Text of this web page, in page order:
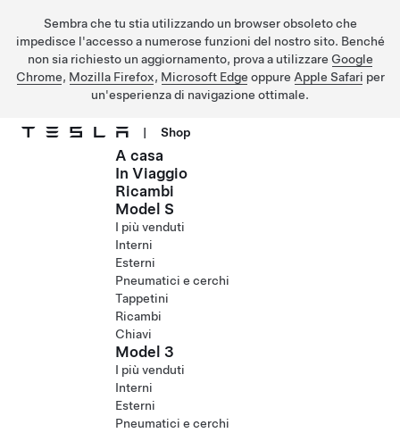
Sembra che tu stia utilizzando un browser obsoleto che
impedisce l'accesso a numerose funzioni del nostro sito. Benché
non sia richiesto un aggiornamento, prova a utilizzare Google
Chrome, Mozilla Firefox, Microsoft Edge oppure Apple Safari per
un'esperienza di navigazione ottimale.
Passa al contenuto principale
| Shop
A casa
In Viaggio
Ricambi
Model S
I più venduti
Interni
Esterni
Pneumatici e cerchi
Tappetini
Ricambi
Chiavi
Model 3
I più venduti
Interni
Esterni
Pneumatici e cerchi